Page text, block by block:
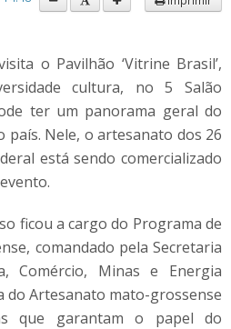
o Pavilhão ‘Vitrine Brasil’,
cultura, no 5 Salão
ter um panorama geral do
país. Nele, o artesanato dos 26
está sendo comercializado
ficou a cargo do Programa de
comandado pela Secretaria
Comércio, Minas e Energia
do Artesanato mato-grossense
que garantam o papel do